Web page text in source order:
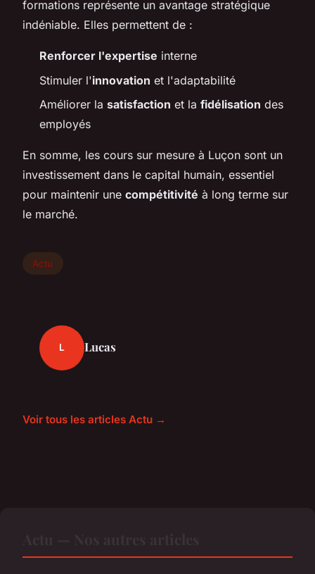
formations représente un avantage stratégique
indéniable. Elles permettent de :
Renforcer l'expertise interne
Stimuler l'innovation et l'adaptabilité
Améliorer la satisfaction et la fidélisation des
employés
En somme, les cours sur mesure à Luçon sont un
investissement dans le capital humain, essentiel
pour maintenir une compétitivité à long terme sur
le marché.
Actu
L Lucas
Voir tous les articles Actu →